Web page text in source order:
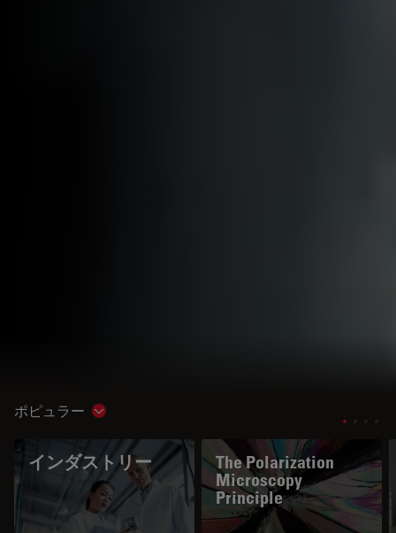
ポピュラー Show subnavigation
インダストリー
The Polarization
Microscopy
Principle